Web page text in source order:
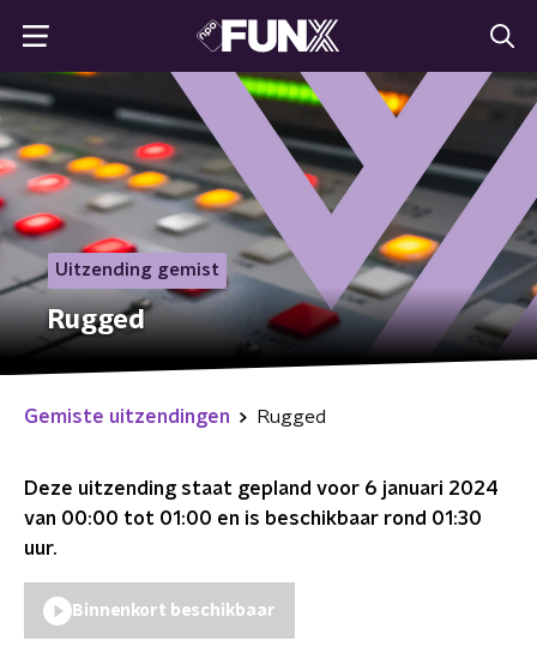
Uitzending gemist
Rugged
Gemiste uitzendingen Rugged
Deze uitzending staat gepland voor 6 januari 2024
van 00:00 tot 01:00 en is beschikbaar rond 01:30
uur.
Binnenkort beschikbaar